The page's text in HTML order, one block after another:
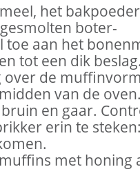
het
boter-
toe aan het
tot een dik
over de
van de
en gaar.
erin te
met honing